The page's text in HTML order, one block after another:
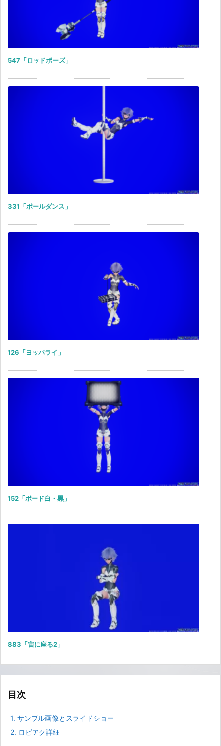
547「ロッドポーズ」
331「ポールダンス」
126「ヨッパライ」
152「ボード白・黒」
883「宙に座る2」
目次
1. サンプル画像とスライドショー
2. ロビアク詳細